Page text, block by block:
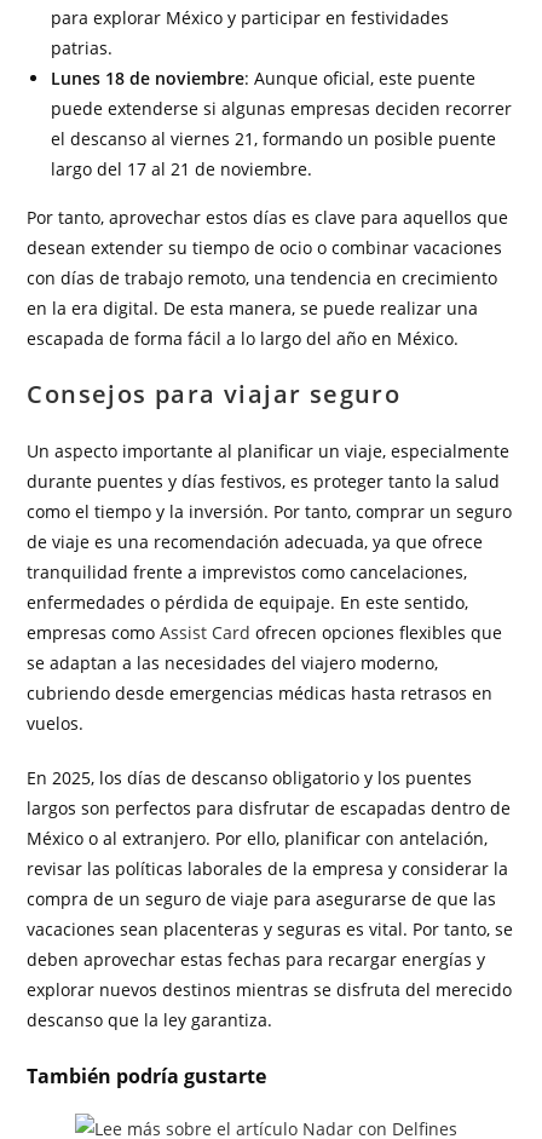
para explorar México y participar en festividades
patrias.
Lunes 18 de noviembre: Aunque oficial, este puente
puede extenderse si algunas empresas deciden recorrer
el descanso al viernes 21, formando un posible puente
largo del 17 al 21 de noviembre.
Por tanto, aprovechar estos días es clave para aquellos que
desean extender su tiempo de ocio o combinar vacaciones
con días de trabajo remoto, una tendencia en crecimiento
en la era digital. De esta manera, se puede realizar una
escapada de forma fácil a lo largo del año en México.
Consejos para viajar seguro
Un aspecto importante al planificar un viaje, especialmente
durante puentes y días festivos, es proteger tanto la salud
como el tiempo y la inversión. Por tanto, comprar un seguro
de viaje es una recomendación adecuada, ya que ofrece
tranquilidad frente a imprevistos como cancelaciones,
enfermedades o pérdida de equipaje. En este sentido,
empresas comoAssist Card ofrecen opciones flexibles que
se adaptan a las necesidades del viajero moderno,
cubriendo desde emergencias médicas hasta retrasos en
vuelos.
En 2025, los días de descanso obligatorio y los puentes
largos son perfectos para disfrutar de escapadas dentro de
México o al extranjero. Por ello, planificar con antelación,
revisar las políticas laborales de la empresa y considerar la
compra de un seguro de viaje para asegurarse de que las
vacaciones sean placenteras y seguras es vital. Por tanto, se
deben aprovechar estas fechas para recargar energías y
explorar nuevos destinos mientras se disfruta del merecido
descanso que la ley garantiza.
También podría gustarte